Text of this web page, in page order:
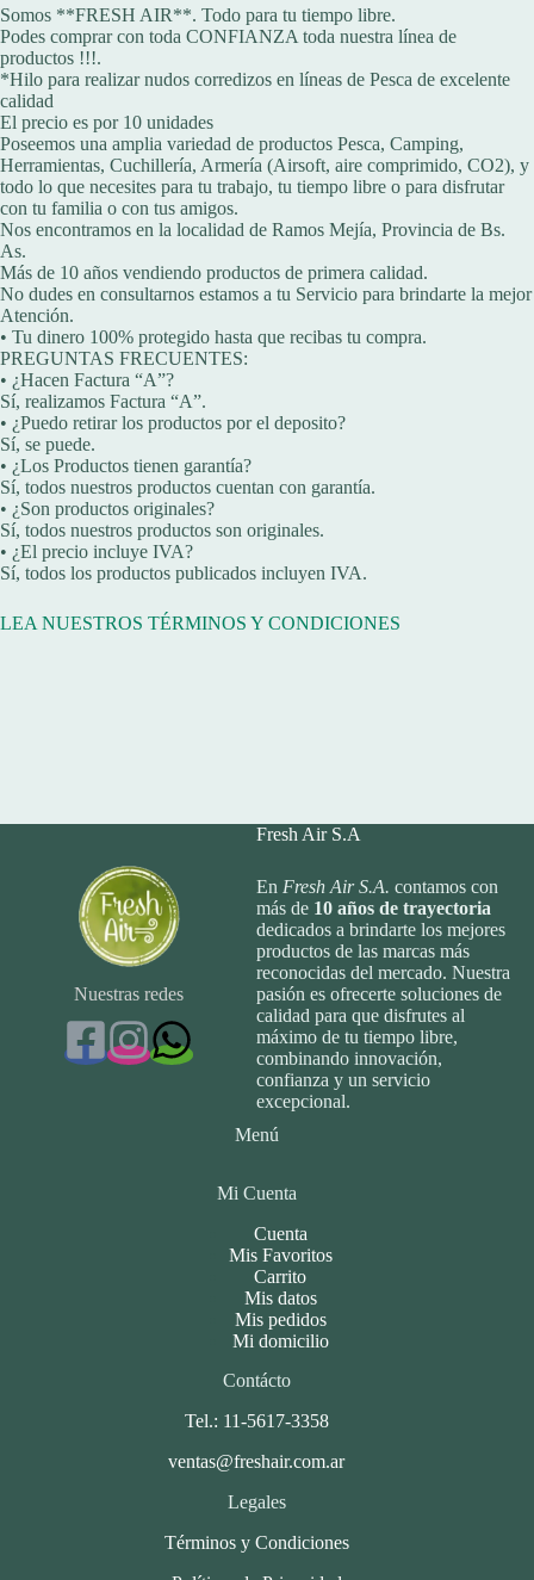
Somos **FRESH AIR**. Todo para tu tiempo libre.
Podes comprar con toda CONFIANZA toda nuestra línea de
productos !!!.
*Hilo para realizar nudos corredizos en líneas de Pesca de excelente
calidad
El precio es por 10 unidades
Poseemos una amplia variedad de productos Pesca, Camping,
Herramientas, Cuchillería, Armería (Airsoft, aire comprimido, CO2), y
todo lo que necesites para tu trabajo, tu tiempo libre o para disfrutar
con tu familia o con tus amigos.
Nos encontramos en la localidad de Ramos Mejía, Provincia de Bs.
As.
Más de 10 años vendiendo productos de primera calidad.
No dudes en consultarnos estamos a tu Servicio para brindarte la mejor
Atención.
• Tu dinero 100% protegido hasta que recibas tu compra.
PREGUNTAS FRECUENTES:
• ¿Hacen Factura “A”?
Sí, realizamos Factura “A”.
• ¿Puedo retirar los productos por el deposito?
Sí, se puede.
• ¿Los Productos tienen garantía?
Sí, todos nuestros productos cuentan con garantía.
• ¿Son productos originales?
Sí, todos nuestros productos son originales.
• ¿El precio incluye IVA?
Sí, todos los productos publicados incluyen IVA.
LEA NUESTROS TÉRMINOS Y CONDICIONES
Nuestras redes
Fresh Air S.A
En Fresh Air S.A. contamos con
más de 10 años de trayectoria
dedicados a brindarte los mejores
productos de las marcas más
reconocidas del mercado. Nuestra
pasión es ofrecerte soluciones de
calidad para que disfrutes al
máximo de tu tiempo libre,
combinando innovación,
confianza y un servicio
excepcional.
Menú
Mi Cuenta
Cuenta
Mis Favoritos
Carrito
Mis datos
Mis pedidos
Mi domicilio
Contácto
Tel.: 11-5617-3358
ventas@freshair.com.ar
Legales
Términos y Condiciones